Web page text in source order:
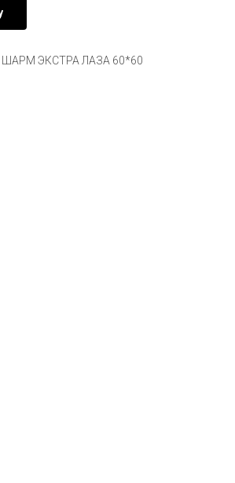
ШАРМ ЭКСТРА ЛАЗА 60*60